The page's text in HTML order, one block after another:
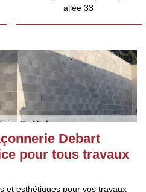
allée 33
Debart
pour tous travaux
et esthétiques pour vos travaux